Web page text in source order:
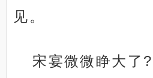
见。
宋宴微微睁大了